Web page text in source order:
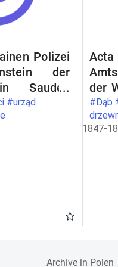
Polizei
der
Sauden
[Akta
urzędu
Olsztynku
#urząd
der
#Dąb
1847-
Archive in Polen